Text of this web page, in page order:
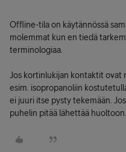
Offline-tila on käytännössä
molemmat kun en tiedä
terminologiaa.
Jos kortinlukijan kontaktit ovat
esim. isopropanoliin
ei juuri itse pysty tekemään.
puhelin pitää lähettää huoltoon.